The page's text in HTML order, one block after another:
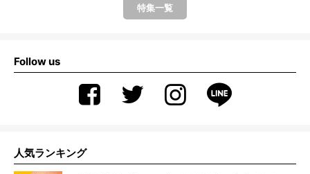
特集一覧
Follow us
人気ランキング